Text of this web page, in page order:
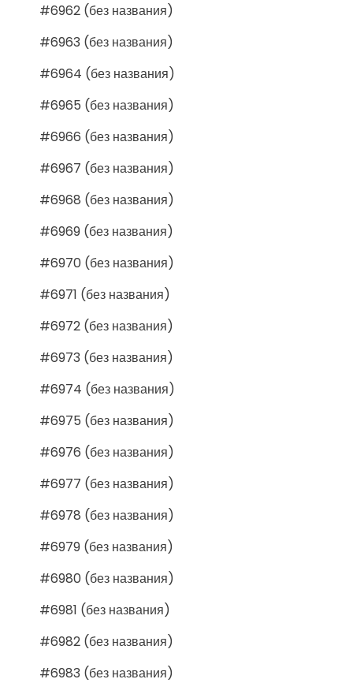
#6962 (без названия)
#6963 (без названия)
#6964 (без названия)
#6965 (без названия)
#6966 (без названия)
#6967 (без названия)
#6968 (без названия)
#6969 (без названия)
#6970 (без названия)
#6971 (без названия)
#6972 (без названия)
#6973 (без названия)
#6974 (без названия)
#6975 (без названия)
#6976 (без названия)
#6977 (без названия)
#6978 (без названия)
#6979 (без названия)
#6980 (без названия)
#6981 (без названия)
#6982 (без названия)
#6983 (без названия)